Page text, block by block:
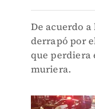
De acuerdo
derrapó por
que perdiera
muriera.